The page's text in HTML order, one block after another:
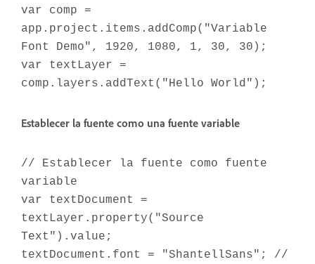
var comp =
app.project.items.addComp("Variable
Font Demo", 1920, 1080, 1, 30, 30);
var textLayer =
comp.layers.addText("Hello World");
Establecer la fuente como una fuente variable
// Establecer la fuente como fuente
variable
var textDocument =
textLayer.property("Source
Text").value;
textDocument.font = "ShantellSans"; //